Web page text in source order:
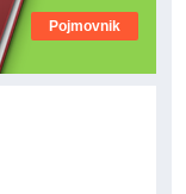
Pojmovnik